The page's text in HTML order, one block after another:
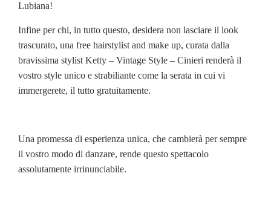
Lubiana!
Infine per chi, in tutto questo, desidera non lasciare il look
trascurato, una free hairstylist and make up, curata dalla
bravissima stylist Ketty – Vintage Style – Cinieri renderà il
vostro style unico e strabiliante come la serata in cui vi
immergerete, il tutto gratuitamente.
Una promessa di esperienza unica, che cambierà per sempre
il vostro modo di danzare, rende questo spettacolo
assolutamente irrinunciabile.